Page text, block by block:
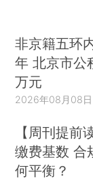
非京籍五环
年 北京市公
万元
2026年08月08日
【周刊提前
缴费基数 合
何平衡？